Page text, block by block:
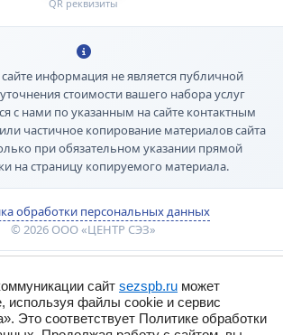
QR реквизиты
информация не является публичной
стоимости вашего набора услуг
с нами по указанным на сайте контактным
частичное копирование материалов сайта
при обязательном указании прямой
на страницу копируемого материала.
обработки персональных данных
© 2026 ООО «ЦЕНТР СЭЗ»
сайт sezspb.ru может
используя файлы cookie и сервис
Это соответствует Политике обработки